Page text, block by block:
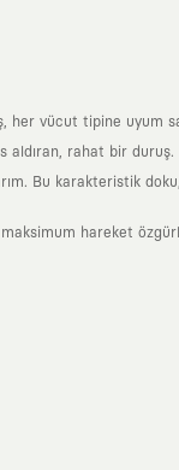
her vücut tipine uyum
aldıran, rahat bir duruş.
Bu karakteristik
hareket